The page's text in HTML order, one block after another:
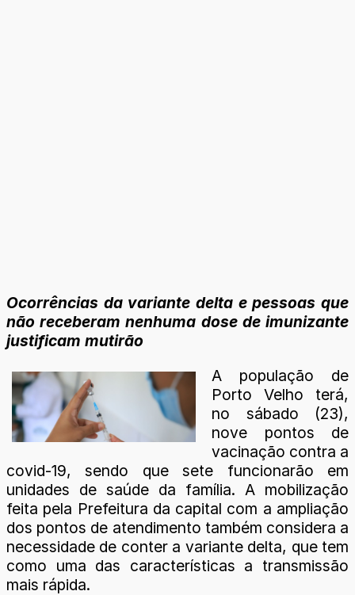
Ocorrências da variante delta e pessoas que
não receberam nenhuma dose de imunizante
justificam mutirão
A população de
Porto Velho terá,
no sábado (23),
nove pontos de
vacinação contra a
covid-19, sendo que sete funcionarão em
unidades de saúde da família. A mobilização
feita pela Prefeitura da capital com a ampliação
dos pontos de atendimento também considera a
necessidade de conter a variante delta, que tem
como uma das características a transmissão
mais rápida.